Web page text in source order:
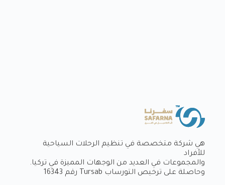
هي شركة متخصصة في تنظيم الرحلات السياحية
للأفراد
والمجموعات في العديد من الوجهات المميزة في تركيا.
وحاصلة على ترخيص التورساب Tursab رقم 16343